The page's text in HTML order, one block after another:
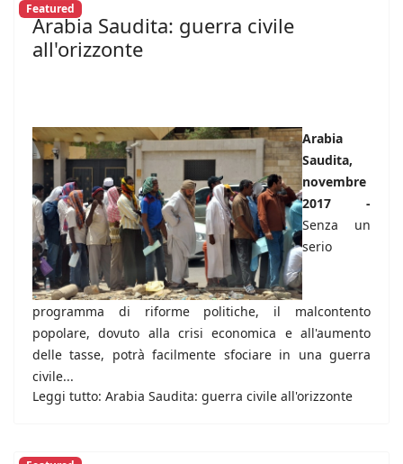
Featured
Arabia Saudita: guerra civile
all'orizzonte
Arabia
Saudita,
novembre
2017 -
Senza un
serio
programma di riforme politiche, il malcontento
popolare, dovuto alla crisi economica e all'aumento
delle tasse, potrà facilmente sfociare in una guerra
civile...
Leggi tutto: Arabia Saudita: guerra civile all'orizzonte